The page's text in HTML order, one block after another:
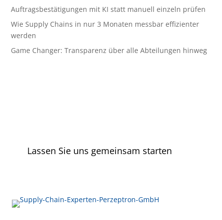
Auftragsbestätigungen mit KI statt manuell einzeln prüfen
Wie Supply Chains in nur 3 Monaten messbar effizienter
werden
Game Changer: Transparenz über alle Abteilungen hinweg
Lassen Sie uns gemeinsam starten